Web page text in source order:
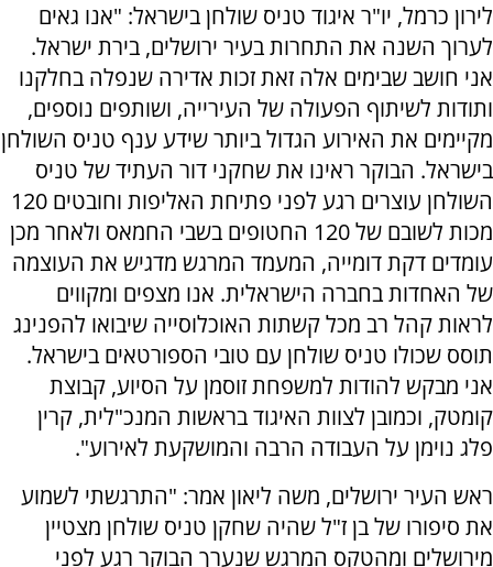
לירון כרמל, יו"ר איגוד טניס שולחן בישראל: "אנו גאים
לערוך השנה את התחרות בעיר ירושלים, בירת ישראל.
אני חושב שבימים אלה זאת זכות אדירה שנפלה בחלקנו
ותודות לשיתוף הפעולה של העירייה, ושותפים נוספים,
מקיימים את האירוע הגדול ביותר שידע ענף טניס השולחן
בישראל. הבוקר ראינו את שחקני דור העתיד של טניס
השולחן עוצרים רגע לפני פתיחת האליפות וחובטים 120
מכות לשובם של 120 החטופים בשבי החמאס ולאחר מכן
עומדים דקת דומייה, המעמד המרגש מדגיש את העוצמה
של האחדות בחברה הישראלית. אנו מצפים ומקווים
לראות קהל רב מכל קשתות האוכלוסייה שיבואו להפנינג
תוסס שכולו טניס שולחן עם טובי הספורטאים בישראל.
אני מבקש להודות למשפחת זוסמן על הסיוע, קבוצת
קומטק, וכמובן לצוות האיגוד בראשות המנכ"לית, קרין
פלג נוימן על העבודה הרבה והמושקעת לאירוע".
ראש העיר ירושלים, משה ליאון אמר: "התרגשתי לשמוע
את סיפורו של בן ז"ל שהיה שחקן טניס שולחן מצטיין
מירושלים ומהטקס המרגש שנערך הבוקר רגע לפני